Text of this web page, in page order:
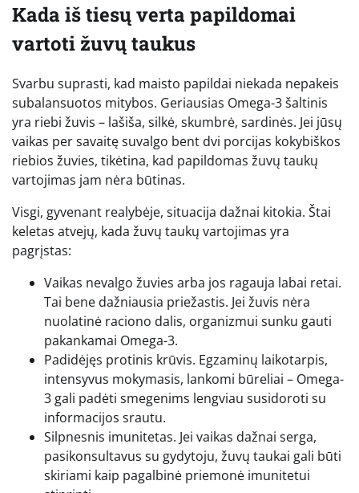
Kada iš tiesų verta papildomai
vartoti žuvų taukus
Svarbu suprasti, kad maisto papildai niekada nepakeis
subalansuotos mitybos. Geriausias Omega-3 šaltinis
yra riebi žuvis – lašiša, silkė, skumbrė, sardinės. Jei jūsų
vaikas per savaitę suvalgo bent dvi porcijas kokybiškos
riebios žuvies, tikėtina, kad papildomas žuvų taukų
vartojimas jam nėra būtinas.
Visgi, gyvenant realybėje, situacija dažnai kitokia. Štai
keletas atvejų, kada žuvų taukų vartojimas yra
pagrįstas:
Vaikas nevalgo žuvies arba jos ragauja labai retai.
Tai bene dažniausia priežastis. Jei žuvis nėra
nuolatinė raciono dalis, organizmui sunku gauti
pakankamai Omega-3.
Padidėjęs protinis krūvis. Egzaminų laikotarpis,
intensyvus mokymasis, lankomi būreliai – Omega-
3 gali padėti smegenims lengviau susidoroti su
informacijos srautu.
Silpnesnis imunitetas. Jei vaikas dažnai serga,
pasikonsultavus su gydytoju, žuvų taukai gali būti
skiriami kaip pagalbinė priemonė imunitetui